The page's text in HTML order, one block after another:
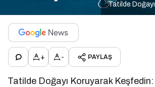
Tatilde
+ - PAYLAŞ
Tatilde Doğayı Koruyarak Keşfedin: